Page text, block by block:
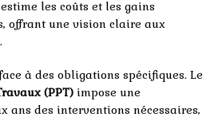
les coûts et les gains
offrant une vision claire aux
à des obligations spécifiques. Le
(PPT) impose une
ans des interventions nécessaires,